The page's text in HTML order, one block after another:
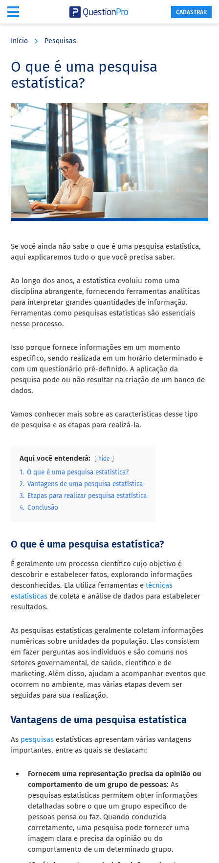
content
sidebar
CADASTRAR
Início Pesquisas
O que é uma pesquisa
estatística?
Se você ainda não sabe o que é uma pesquisa estatística,
aqui explicaremos tudo o que você precisa saber.
Ao longo dos anos, a estatística evoluiu como uma
disciplina abrangente, fornecendo ferramentas analíticas
para interpretar grandes quantidades de informação.
Ferramentas como pesquisas estatísticas são essenciais
nesse processo.
Isso porque fornece informações em um momento
específico, sendo realizada em um horário determinado e
com um questionário pré-definido. A aplicação da
pesquisa pode ou não resultar na criação de um banco de
dados.
Vamos conhecer mais sobre as características desse tipo
de pesquisa e as etapas para realizá-la.
Aqui você entenderá: hide
1. O que é uma pesquisa estatística?
2. Vantagens de uma pesquisa estatística
3. Etapas para realizar pesquisa estatística
4. Conclusão
O que é uma pesquisa estatística?
É geralmente um processo científico cujo objetivo é
descobrir e estabelecer fatos, explorando informações
desconhecidas. Ela utiliza ferramentas e técnicas
estatísticas de coleta e análise de dados para estabelecer
resultados.
As pesquisas estatísticas geralmente coletam informações
numéricas sobre unidades da população. Elas consistem
em fazer perguntas aos indivíduos e são comuns nos
setores governamental, de saúde, científico e de
marketing. Além disso, ajudam a acompanhar eventos que
ocorrem no ambiente, mas várias etapas devem ser
seguidas para sua realização.
Vantagens de uma pesquisa estatística
As pesquisas estatísticas apresentam várias vantagens
importantes, entre as quais se destacam:
Fornecem uma representação precisa da opinião ou
comportamento de um grupo de pessoas: As
pesquisas estatísticas permitem obter informações
detalhadas sobre o que um grupo específico de
pessoas pensa ou faz. Quando conduzida
corretamente, uma pesquisa pode fornecer uma
imagem clara e precisa da opinião ou do
comportamento de um determinado grupo.